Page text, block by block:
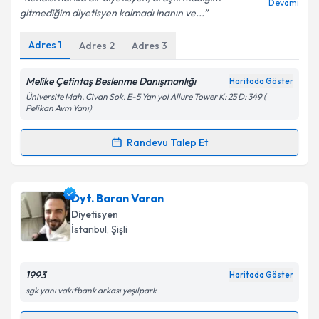
Kişisel verilerimin işlenmesine ilişkin
Metni'ni okudum ve kişisel verilerimin belirtilen
kapsamda işlenmesini kabul ediyorum.
gitmediğim diyetisyen kalmadı inanın ve...
Devamı
Adres 1 Adres 2 Adres 3
Melike Çetintaş Beslenme Danışmanlığı Haritada Göster
Üniversite Mah. Civan Sok. E-5 Yan yol Allure Tower K: 25 D: 349 (
Pelikan Avm Yanı)
Randevu Talep Et
Randevu Takvimi Talebi
Uzm. Dyt. Melike Çetintaş
talebi oluşturun. Size bu uzmandan randevu almanız
için bir takvim hazırlandığında e-posta ile
bilgilendireceğiz.
Dyt. Baran Varan
Diyetisyen
İstanbul, Şişli
1993 Haritada Göster
sgk yanı vakıfbank arkası yeşilpark